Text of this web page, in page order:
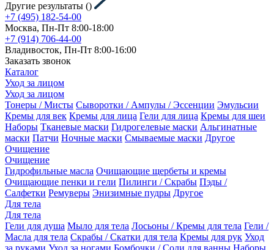
Другие результаты ()
+7 (495) 182-54-00
Москва, Пн-Пт 8:00-18:00
+7 (914) 706-44-00
Владивосток, Пн-Пт 8:00-16:00
Заказать звонок
Каталог
Уход за лицом
Уход за лицом
Тонеры / Мисты Сыворотки / Ампулы / Эссенции Эмульсии
Кремы для век Кремы для лица Гели для лица Кремы для шеи
Наборы Тканевые маски Гидрогелевые маски Альгинатные
маски Патчи Ночные маски Смываемые маски Другое
Очищение
Очищение
Гидрофильные масла Очищающие щербеты и кремы
Очищающие пенки и гели Пилинги / Скрабы Пэды /
Салфетки Ремуверы Энизимные пудры Другое
Для тела
Для тела
Гели для душа Мыло для тела Лосьоны / Кремы для тела Гели /
Масла для тела Скрабы / Скатки для тела Кремы для рук Уход
за руками Уход за ногами Бомбочки / Соли для ванны Наборы